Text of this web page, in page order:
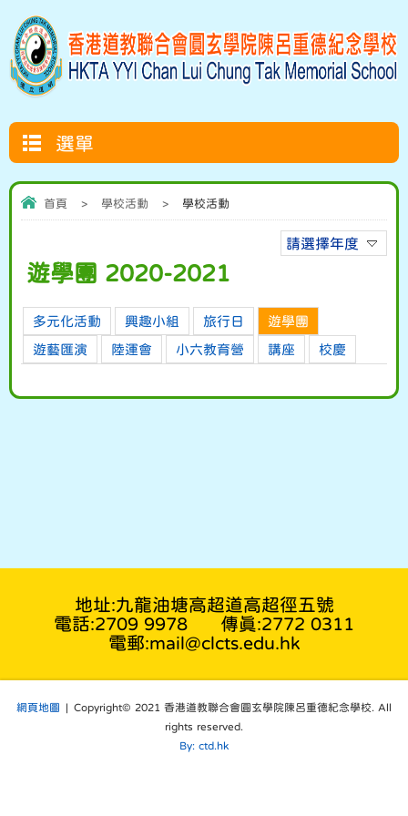
選單
首頁 > 學校活動 > 學校活動
請選擇年度
遊學團 2020-2021
多元化活動 興趣小組 旅行日 遊學團
遊藝匯演 陸運會 小六教育營 講座 校慶
地址:九龍油塘高超道高超徑五號
電話:2709 9978
傳真:2772 0311
電郵:mail@clcts.edu.hk
網頁地圖 | Copyright© 2021 香港道教聯合會圓玄學院陳呂重德紀念學校. All
rights reserved.
By: ctd.hk